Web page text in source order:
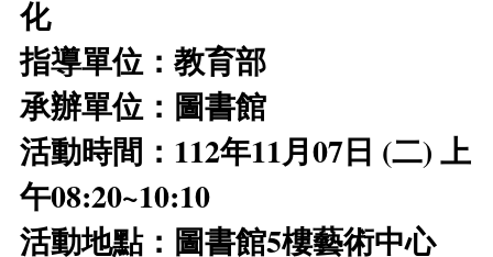
化
指導單位：教育部
承辦單位：圖書館
活動時間：112年11月07日 (二) 上
午08:20~10:10
活動地點：圖書館5樓藝術中心